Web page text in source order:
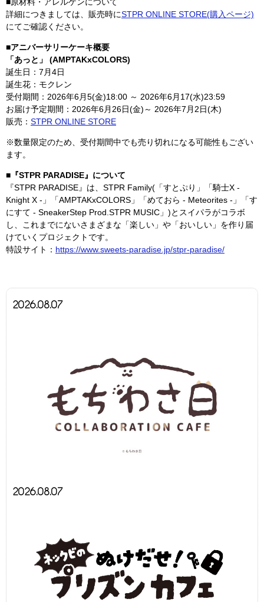
2026.08.07
2026.08.07
詳細につきましては、販売時にSTPR ONLINE STORE(購入ページ)
にてご確認ください。
■アニバーサリーケーキ概要
「あっと」 (AMPTAKxCOLORS)
誕生日：7月4日
誕生花：モクレン
受付期間：2026年6月5(金)18:00 ～ 2026年6月17(水)23:59
お届け予定期間：2026年6月26日(金)～ 2026年7月2日(木)
販売： STPR ONLINE STORE
※数量限定のため、受付期間中でも売り切れになる可能性もござい
ます。
■『STPR PARADISE』について
『STPR PARADISE』は、STPR Family(「すとぷり」「騎士X -
Knight X -」「AMPTAKxCOLORS」「めておら - Meteorites -」「す
にすて - SneakerStep Prod.STPR MUSIC」)とスイパラがコラボ
し、これまでにないさまざまな「楽しい」や「おいしい」を作り届
けていくプロジェクトです。
特設サイト： https://www.sweets-paradise.jp/stpr-paradise/